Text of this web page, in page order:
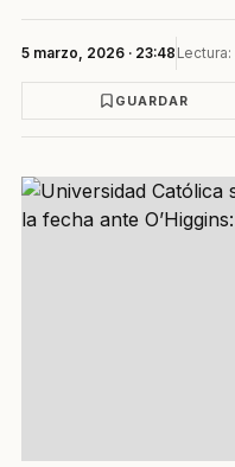
5 marzo, 2026 · 23:48 Lectura:
GUARDAR